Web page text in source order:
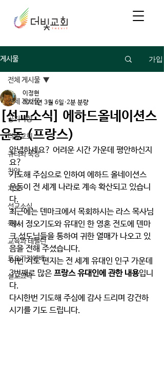
게시물 가입
전체 게시물
공지사항
더빛교회
큐티와 묵상
찬양
기도
선교소식
독서
교육과 테필린
토요가정예배
설교요약
전체 게시물
[선교소식] 에하드올네이션스
운동 (프랑스)
이정현
2021년 3월 6일 2분 분량
안녕하세요? 어려운 시간 가운데 평안하신지
요?
기도해 주심으로 인하여 에하드 올네이션스
운동이 전 세계 나라로 계속 확산되고 있습니
다.
최근에는 덴마크에서 목회하시는 라스 목사님
께서 정오기도와 유대인 한 영혼 전도에 덴마
크 성도님들을 통하여 귀한 열매가 나오고 있
음을 전해 주셨습니다.
이번 기도 편지는 전 세계 유대인 인구 가운데
3번째로 많은 프랑스 유대인에 관한 내용입니
다.
다시한번 기도해 주심에 감사 드리며 강건하
시기를 기도 드립니다.